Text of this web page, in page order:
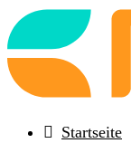
Back
to
frontpage
Startseite